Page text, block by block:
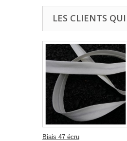
LES CLIENTS
Biais 47 écru